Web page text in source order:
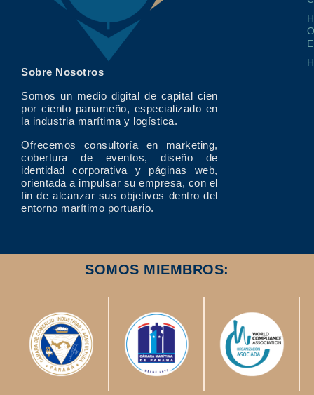
Sobre Nosotros
Somos un medio digital de capital cien
por ciento panameño, especializado en
la industria marítima y logística.
Ofrecemos consultoría en marketing,
cobertura de eventos, diseño de
identidad corporativa y páginas web,
orientada a impulsar su empresa, con el
fin de alcanzar sus objetivos dentro del
entorno marítimo portuario.
SOMOS MIEMBROS: